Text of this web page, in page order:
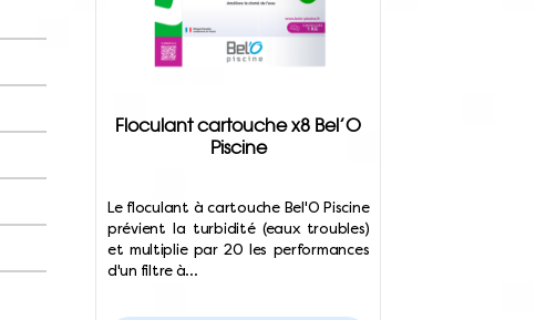
Floculant cartouche x8 Bel’O
Piscine
Le floculant à cartouche Bel'O Piscine
prévient la turbidité (eaux troubles)
et multiplie par 20 les performances
d'un filtre à…